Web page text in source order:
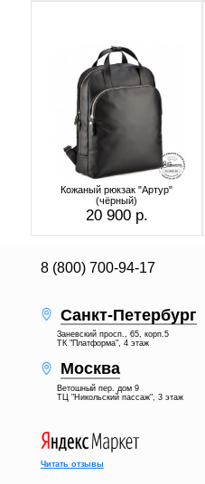
Кожаный рюкзак "Артур"
(чёрный)
20 900 р.
8 (800) 700-94-17
Санкт-Петербург
Заневский просп., 65, корп.5
ТК "Платформа", 4 этаж
Москва
Ветошный пер. дом 9
ТЦ "Никольский пассаж", 3 этаж
Читать отзывы